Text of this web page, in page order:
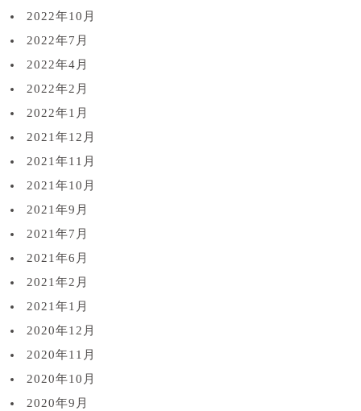
2022年10月
2022年7月
2022年4月
2022年2月
2022年1月
2021年12月
2021年11月
2021年10月
2021年9月
2021年7月
2021年6月
2021年2月
2021年1月
2020年12月
2020年11月
2020年10月
2020年9月